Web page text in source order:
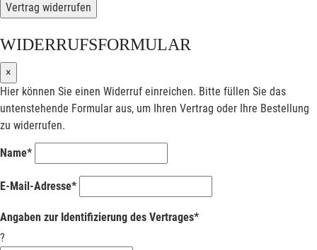
Vertrag widerrufen
WIDERRUFSFORMULAR
×
Hier können Sie einen Widerruf einreichen. Bitte füllen Sie das
untenstehende Formular aus, um Ihren Vertrag oder Ihre Bestellung
zu widerrufen.
Name*
E-Mail-Adresse*
Angaben zur Identifizierung des Vertrages*
?